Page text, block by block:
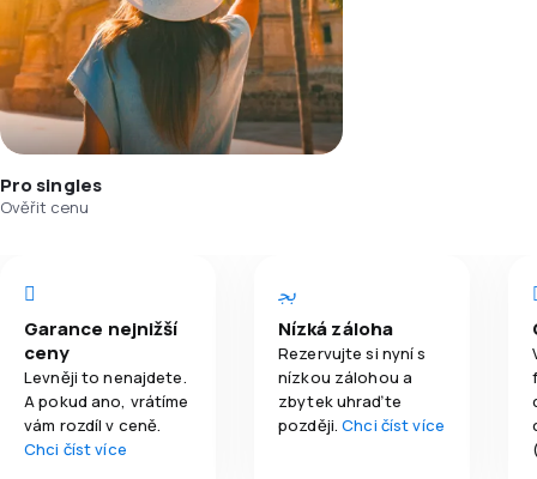
Pro singles
Ověřit cenu
Garance nejnižší
ceny
Levněji to nenajdete.
A pokud ano, vrátíme
vám rozdíl v ceně.
Chci číst více
Nízká záloha
Rezervujte si nyní s
nízkou zálohou a
zbytek uhraďte
později.Chci číst více